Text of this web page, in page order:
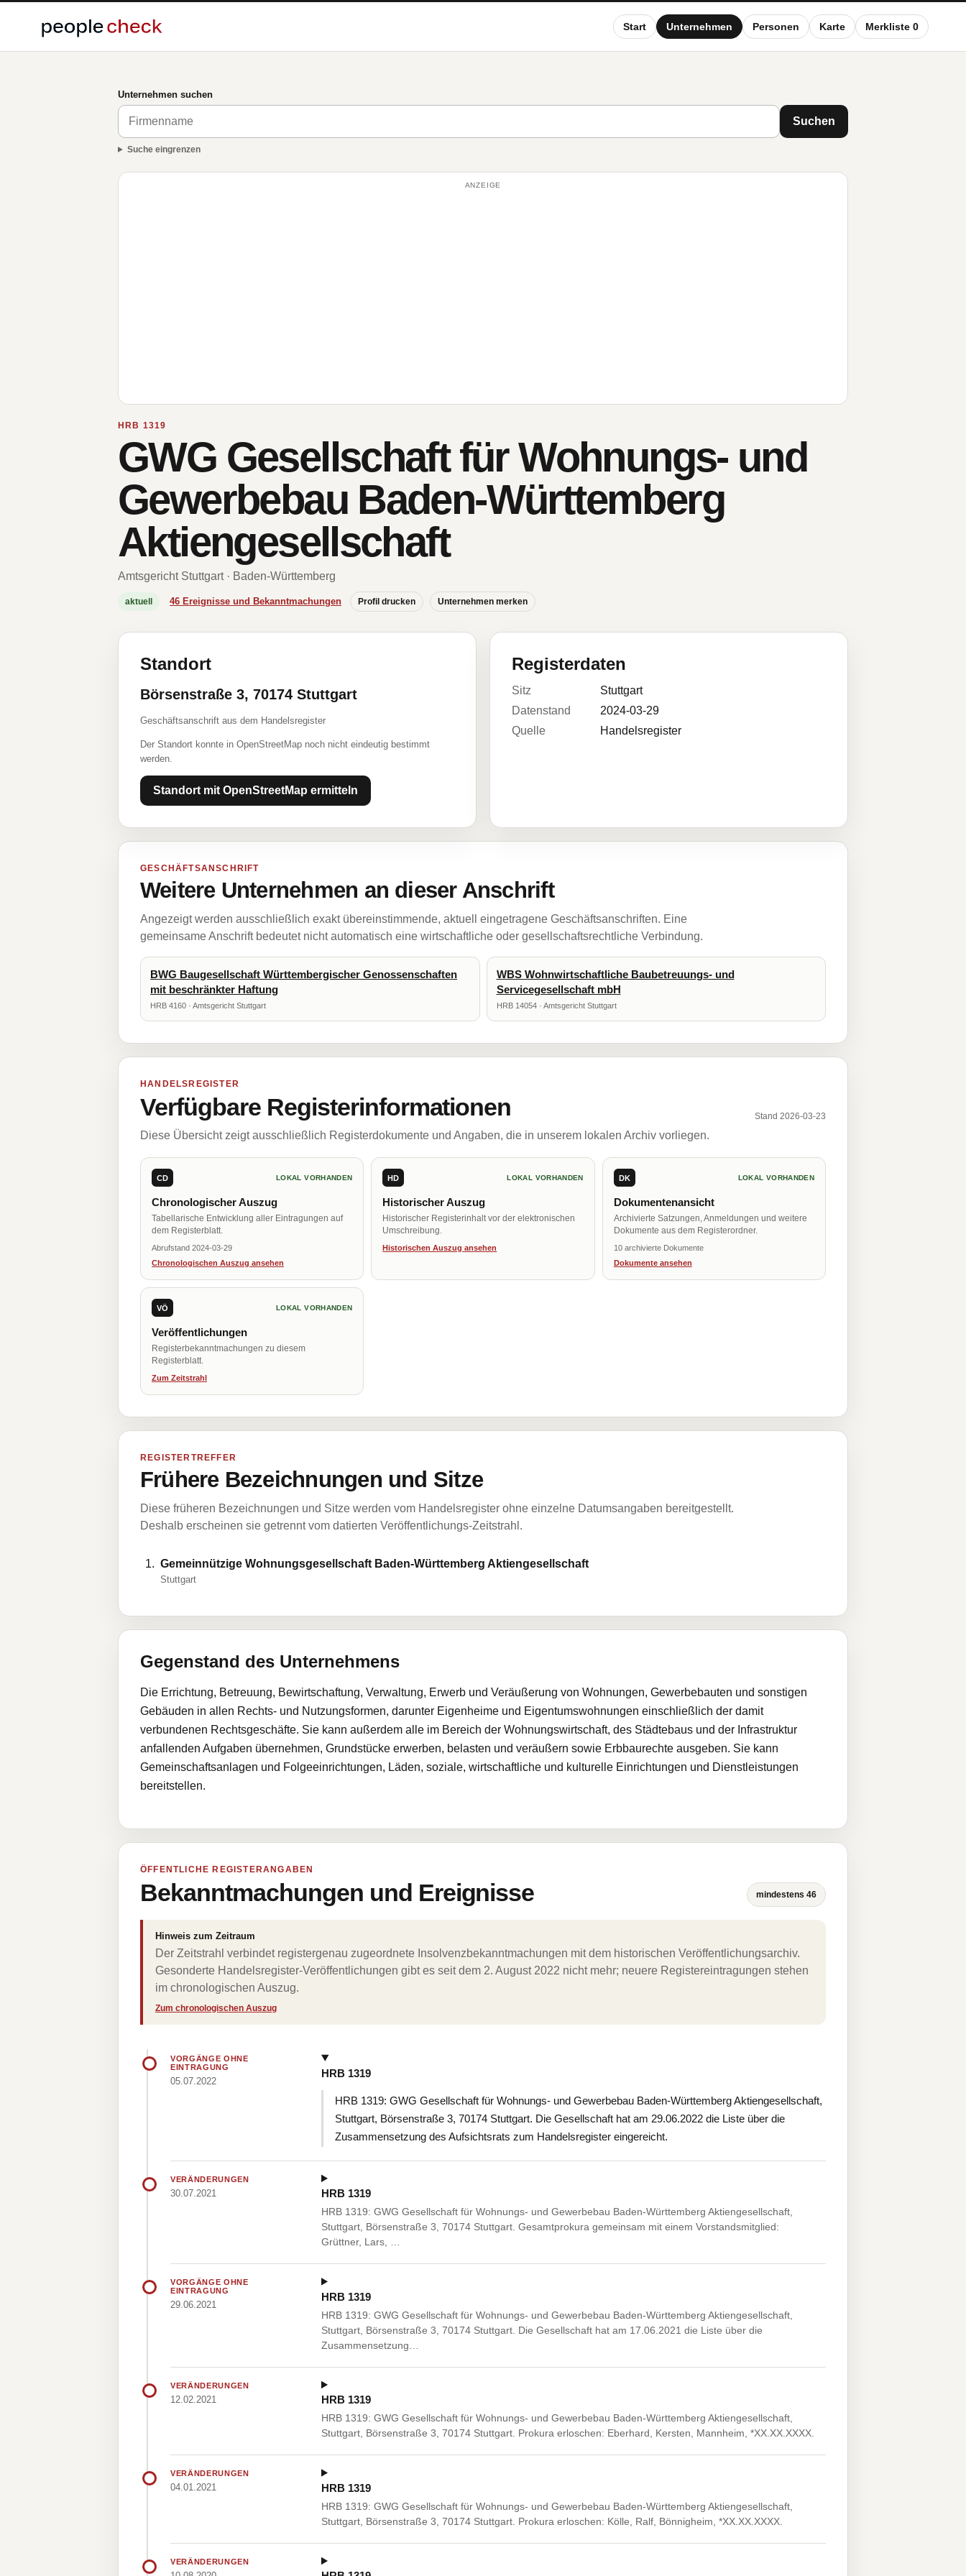
Start Unternehmen Personen Karte Merkliste 0
Unternehmen suchen
Suchen
Suche eingrenzen
ANZEIGE
HRB 1319
GWG Gesellschaft für Wohnungs- und
Gewerbebau Baden-Württemberg
Aktiengesellschaft
Amtsgericht Stuttgart · Baden-Württemberg
aktuell 46 Ereignisse und Bekanntmachungen Profil drucken Unternehmen merken
Standort
Börsenstraße 3, 70174 Stuttgart
Geschäftsanschrift aus dem Handelsregister
Der Standort konnte in OpenStreetMap noch nicht eindeutig bestimmt
werden.
Standort mit OpenStreetMap ermitteln
Registerdaten
Sitz
Stuttgart
Datenstand
2024-03-29
Quelle
Handelsregister
GESCHÄFTSANSCHRIFT
Weitere Unternehmen an dieser Anschrift
Angezeigt werden ausschließlich exakt übereinstimmende, aktuell eingetragene Geschäftsanschriften. Eine
gemeinsame Anschrift bedeutet nicht automatisch eine wirtschaftliche oder gesellschaftsrechtliche Verbindung.
BWG Baugesellschaft Württembergischer Genossenschaften
mit beschränkter Haftung
HRB 4160 · Amtsgericht Stuttgart
WBS Wohnwirtschaftliche Baubetreuungs- und
Servicegesellschaft mbH
HRB 14054 · Amtsgericht Stuttgart
HANDELSREGISTER
Verfügbare Registerinformationen Stand 2026-03-23
Diese Übersicht zeigt ausschließlich Registerdokumente und Angaben, die in unserem lokalen Archiv vorliegen.
CD LOKAL VORHANDEN
Chronologischer Auszug
Tabellarische Entwicklung aller Eintragungen auf
dem Registerblatt.
Abrufstand 2024-03-29
Chronologischen Auszug ansehen
HD LOKAL VORHANDEN
Historischer Auszug
Historischer Registerinhalt vor der elektronischen
Umschreibung.
Historischen Auszug ansehen
DK LOKAL VORHANDEN
Dokumentenansicht
Archivierte Satzungen, Anmeldungen und weitere
Dokumente aus dem Registerordner.
10 archivierte Dokumente
Dokumente ansehen
VÖ LOKAL VORHANDEN
Veröffentlichungen
Registerbekanntmachungen zu diesem
Registerblatt.
Zum Zeitstrahl
REGISTERTREFFER
Frühere Bezeichnungen und Sitze
Diese früheren Bezeichnungen und Sitze werden vom Handelsregister ohne einzelne Datumsangaben bereitgestellt.
Deshalb erscheinen sie getrennt vom datierten Veröffentlichungs-Zeitstrahl.
Gemeinnützige Wohnungsgesellschaft Baden-Württemberg Aktiengesellschaft
Stuttgart
Gegenstand des Unternehmens
Die Errichtung, Betreuung, Bewirtschaftung, Verwaltung, Erwerb und Veräußerung von Wohnungen, Gewerbebauten und sonstigen
Gebäuden in allen Rechts- und Nutzungsformen, darunter Eigenheime und Eigentumswohnungen einschließlich der damit
verbundenen Rechtsgeschäfte. Sie kann außerdem alle im Bereich der Wohnungswirtschaft, des Städtebaus und der Infrastruktur
anfallenden Aufgaben übernehmen, Grundstücke erwerben, belasten und veräußern sowie Erbbaurechte ausgeben. Sie kann
Gemeinschaftsanlagen und Folgeeinrichtungen, Läden, soziale, wirtschaftliche und kulturelle Einrichtungen und Dienstleistungen
bereitstellen.
ÖFFENTLICHE REGISTERANGABEN
Bekanntmachungen und Ereignisse mindestens 46
Hinweis zum Zeitraum
Der Zeitstrahl verbindet registergenau zugeordnete Insolvenzbekanntmachungen mit dem historischen Veröffentlichungsarchiv.
Gesonderte Handelsregister-Veröffentlichungen gibt es seit dem 2. August 2022 nicht mehr; neuere Registereintragungen stehen
im chronologischen Auszug.
Zum chronologischen Auszug
VORGÄNGE OHNE
EINTRAGUNG
05.07.2022
HRB 1319
HRB 1319: GWG Gesellschaft für Wohnungs- und Gewerbebau Baden-Württemberg Aktiengesellschaft,
Stuttgart, Börsenstraße 3, 70174 Stuttgart. Die Gesellschaft hat am 29.06.2022 die Liste über die
Zusammensetzung des Aufsichtsrats zum Handelsregister eingereicht.
VERÄNDERUNGEN
30.07.2021 HRB 1319
HRB 1319: GWG Gesellschaft für Wohnungs- und Gewerbebau Baden-Württemberg Aktiengesellschaft,
Stuttgart, Börsenstraße 3, 70174 Stuttgart. Gesamtprokura gemeinsam mit einem Vorstandsmitglied:
Grüttner, Lars, …
VORGÄNGE OHNE
EINTRAGUNG
29.06.2021
HRB 1319
HRB 1319: GWG Gesellschaft für Wohnungs- und Gewerbebau Baden-Württemberg Aktiengesellschaft,
Stuttgart, Börsenstraße 3, 70174 Stuttgart. Die Gesellschaft hat am 17.06.2021 die Liste über die
Zusammensetzung…
VERÄNDERUNGEN
12.02.2021 HRB 1319
HRB 1319: GWG Gesellschaft für Wohnungs- und Gewerbebau Baden-Württemberg Aktiengesellschaft,
Stuttgart, Börsenstraße 3, 70174 Stuttgart. Prokura erloschen: Eberhard, Kersten, Mannheim, *XX.XX.XXXX.
VERÄNDERUNGEN
04.01.2021 HRB 1319
HRB 1319: GWG Gesellschaft für Wohnungs- und Gewerbebau Baden-Württemberg Aktiengesellschaft,
Stuttgart, Börsenstraße 3, 70174 Stuttgart. Prokura erloschen: Kölle, Ralf, Bönnigheim, *XX.XX.XXXX.
VERÄNDERUNGEN